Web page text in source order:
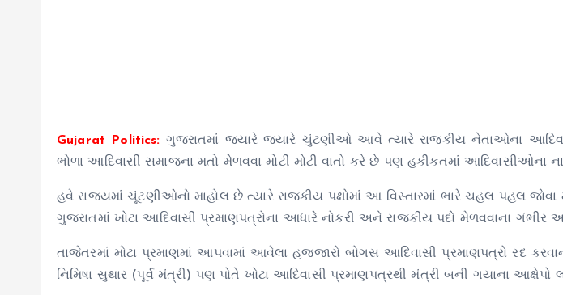
Gujarat Politics: ગુજરાતમાં જ્યારે જ્યારે ચુંટણીઓ આવે ત્યારે રાજકીય નેતાઓના
ભોળા આદિવાસી સમાજના મતો મેળવવા મોટી મોટી વાતો કરે છે પણ હકીકતમાં
હવે રાજ્યમાં ચૂંટણીઓનો માહોલ છે ત્યારે રાજકીય પક્ષોમાં આ વિસ્તારમાં ભારે ચહલ પહલ જોવા
ગુજરાતમાં ખોટા આદિવાસી પ્રમાણપત્રોના આધારે નોકરી અને રાજકીય પદો મેળવવાના ગંભીર
તાજેતરમાં મોટા પ્રમાણમાં આપવામાં આવેલા હજ્જારો બોગસ આદિવાસી પ્રમાણપત્રો રદ
નિમિષા સુથાર (પૂર્વ મંત્રી) પણ પોતે ખોટા આદિવાસી પ્રમાણપત્રથી મંત્રી બની ગયાના આક્ષેપો